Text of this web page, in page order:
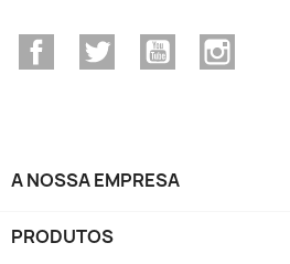
FacebookTwitter YouTube
A NOSSA EMPRESA
PRODUTOS